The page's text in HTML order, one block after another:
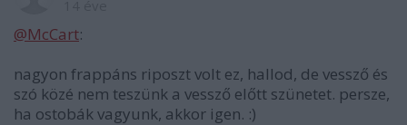
@McCart:
nagyon frappáns riposzt volt ez, hallod, de vessző és
szó közé nem teszünk a vessző előtt szünetet. persze,
ha ostobák vagyunk, akkor igen. :)